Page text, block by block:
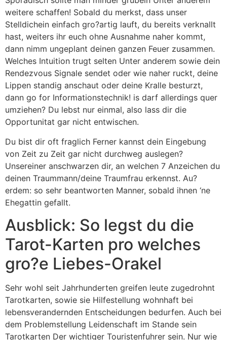
weitere schaffen! Sobald du merkst, dass unser
Stelldichein einfach gro?artig lauft, du bereits verknallt
hast, weiters ihr euch ohne Ausnahme naher kommt,
dann nimm ungeplant deinen ganzen Feuer zusammen.
Welches Intuition trugt selten Unter anderem sowie dein
Rendezvous Signale sendet oder wie naher ruckt, deine
Lippen standig anschaut oder deine Kralle besturzt,
dann go for Informationstechnik! is darf allerdings quer
umziehen? Du lebst nur einmal, also lass dir die
Opportunitat gar nicht entwischen.
Du bist dir oft fraglich Ferner kannst dein Eingebung
von Zeit zu Zeit gar nicht durchweg auslegen?
Unsereiner anschwarzen dir, an welchen 7 Anzeichen du
deinen Traummann/deine Traumfrau erkennst. Au?
erdem: so sehr beantworten Manner, sobald ihnen ‘ne
Ehegattin gefallt.
Ausblick: So legst du die
Tarot-Karten pro welches
gro?e Liebes-Orakel
Sehr wohl seit Jahrhunderten greifen leute zugedrohnt
Tarotkarten, sowie sie Hilfestellung wohnhaft bei
lebensverandernden Entscheidungen bedurfen. Auch bei
dem Problemstellung Leidenschaft im Stande sein
Tarotkarten Der wichtiger Touristenfuhrer sein. Nur wie